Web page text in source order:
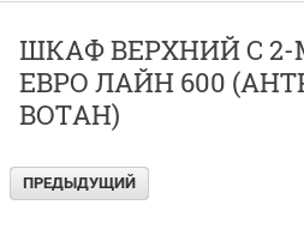
ШКАФ ВЕРХНИЙ С
ЕВРО ЛАЙН 600
ВОТАН)
ПРЕДЫДУЩИЙ